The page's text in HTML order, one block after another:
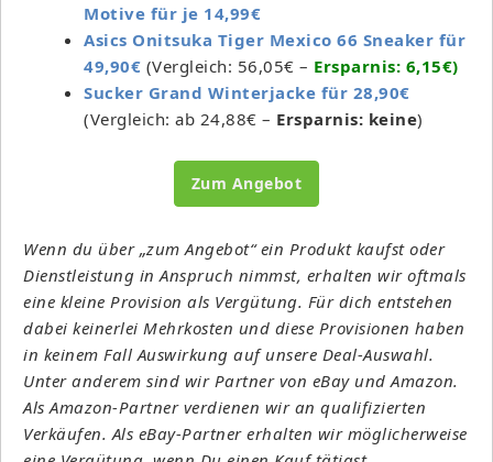
Motive für je 14,99€
Asics Onitsuka Tiger Mexico 66 Sneaker für
49,90€ (Vergleich: 56,05€ – Ersparnis: 6,15€)
Sucker Grand Winterjacke für 28,90€
(Vergleich: ab 24,88€ – Ersparnis: keine)
Zum Angebot
Wenn du über „zum Angebot“ ein Produkt kaufst oder
Dienstleistung in Anspruch nimmst, erhalten wir oftmals
eine kleine Provision als Vergütung. Für dich entstehen
dabei keinerlei Mehrkosten und diese Provisionen haben
in keinem Fall Auswirkung auf unsere Deal-Auswahl.
Unter anderem sind wir Partner von eBay und Amazon.
Als Amazon-Partner verdienen wir an qualifizierten
Verkäufen. Als eBay-Partner erhalten wir möglicherweise